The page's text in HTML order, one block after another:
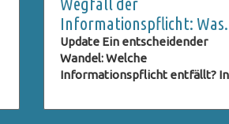
Informationspflicht: Was
bedeutete dies für
Kassenpatienten?
Update Ein entscheidender
Wandel: Welche
Informationspflicht entfällt? In
Versicherte bisher über